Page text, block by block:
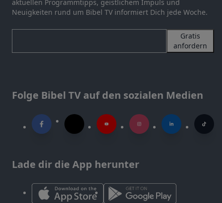
aktuellen Programmtipps, geistlichem Impuls und
Neuigkeiten rund um Bibel TV informiert Dich jede Woche.
Gratis
anfordern
Folge Bibel TV auf den sozialen Medien
Lade dir die App herunter